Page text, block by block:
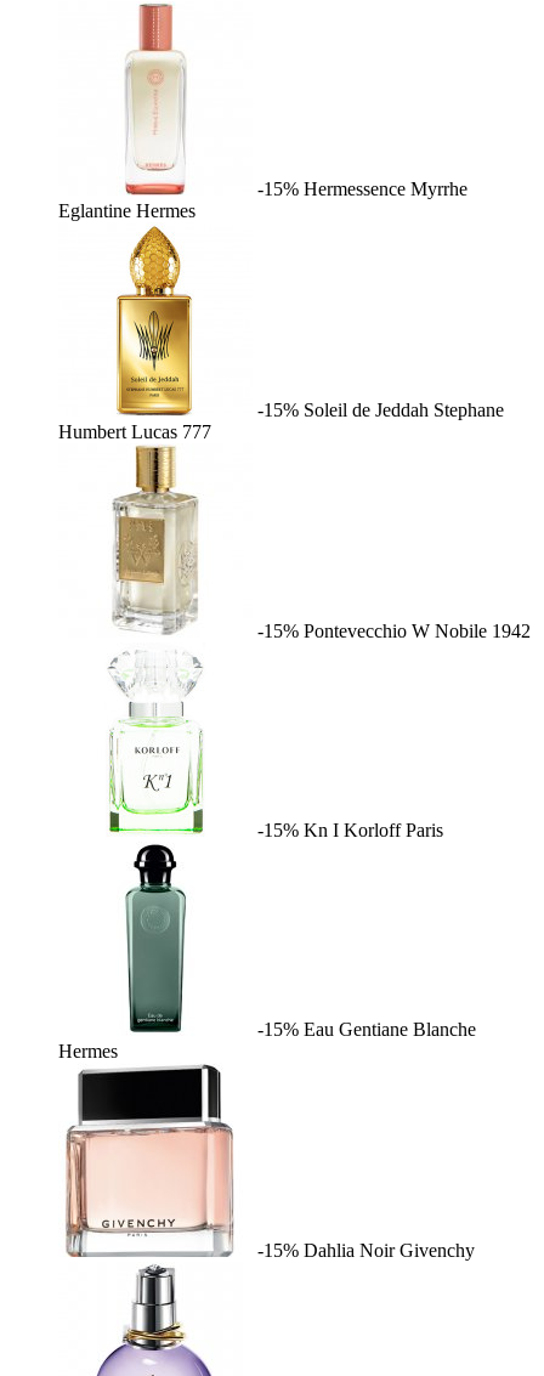
-15% Hermessence Myrrhe
Eglantine Hermes
-15% Soleil de Jeddah Stephane
Humbert Lucas 777
-15% Pontevecchio W Nobile 1942
-15% Kn I Korloff Paris
-15% Eau Gentiane Blanche
Hermes
-15% Dahlia Noir Givenchy